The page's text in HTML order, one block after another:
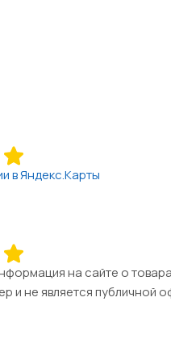
в Яндекс.Карты
на сайте о
и не является публичной